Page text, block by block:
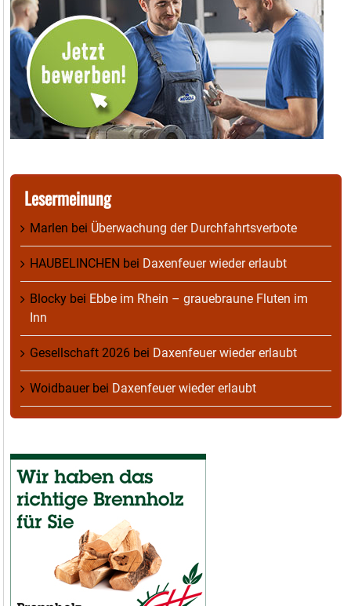
Lesermeinung
Marlen bei Überwachung der Durchfahrtsverbote
HAUBELINCHEN bei Daxenfeuer wieder erlaubt
Blocky bei Ebbe im Rhein – grauebraune Fluten im
Inn
Gesellschaft 2026 bei Daxenfeuer wieder erlaubt
Woidbauerbei Daxenfeuer wieder erlaubt